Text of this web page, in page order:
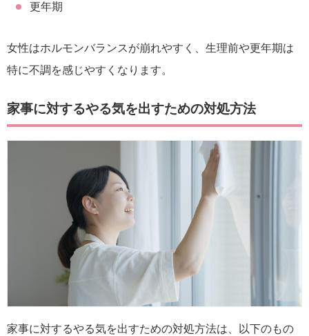
更年期
女性はホルモンバランスが崩れやすく、生理前や更年期は
特に不調を感じやすくなります。
家事に対するやる気を出すための対処方法
家事に対するやる気を出すための対処方法は、以下のもの